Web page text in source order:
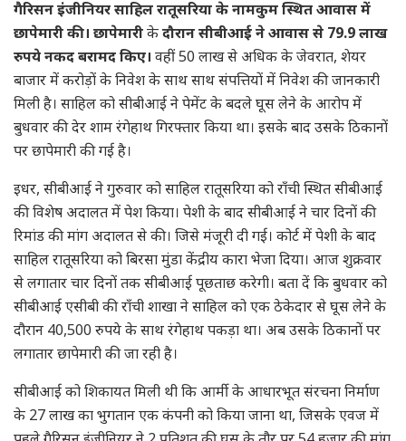
गैरिसन इंजीनियर साहिल रातूसरिया के नामकुम स्थित आवास में
छापेमारी की। छापेमारीकेदौरान सीबीआई ने आवास से 79.9 लाख
रुपये नकद बरामद किए। वहीं 50 लाख से अधिक के जेवरात, शेयर
बाजार में करोड़ों के निवेश के साथ साथ संपत्तियों में निवेश की जानकारी
मिली है। साहिल को सीबीआई ने पेमेंट के बदले घूस लेने के आरोप में
बुधवार की देर शाम रंगेहाथ गिरफ्तार किया था। इसके बाद उसके ठिकानों
पर छापेमारी की गई है।
इधर, सीबीआई ने गुरुवार को साहिल रातूसरिया को राँची स्थित सीबीआई
की विशेष अदालत में पेश किया। पेशी के बाद सीबीआई ने चार दिनों की
रिमांड की मांग अदालत से की। जिसे मंजूरी दी गई। कोर्ट में पेशी के बाद
साहिल रातूसरिया को बिरसा मुंडा केंद्रीय कारा भेजा दिया। आज शुक्रवार
से लगातार चार दिनों तक सीबीआई पूछताछ करेगी। बता दें कि बुधवार को
सीबीआई एसीबी की राँची शाखा ने साहिल को एक ठेकेदार से घूस लेने के
दौरान 40,500 रुपये के साथ रंगेहाथ पकड़ा था। अब उसके ठिकानों पर
लगातार छापेमारी की जा रही है।
सीबीआई को शिकायत मिली थी कि आर्मी के आधारभूत संरचना निर्माण
के 27 लाख का भुगतान एक कंपनी को किया जाना था, जिसके एवज में